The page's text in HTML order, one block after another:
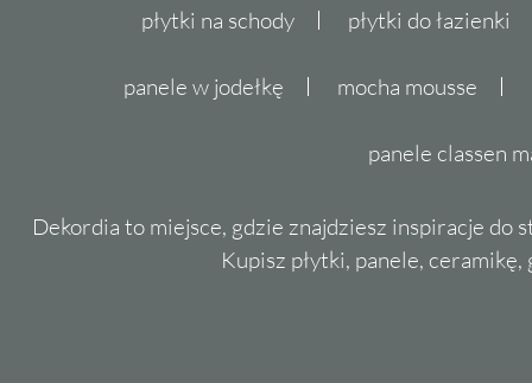
płytki na schody płytki do łazienki
panele w jodełkę mocha mousse
panele classen
Dekordia to miejsce, gdzie znajdziesz inspiracje do
Kupisz płytki, panele,